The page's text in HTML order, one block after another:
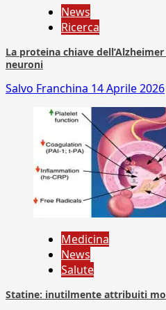
News
Ricerca
La proteina chiave
neuroni
Salvo Franchina 14 Aprile 2026
Medicina
News
Salute
Statine: inutilmente attribuiti